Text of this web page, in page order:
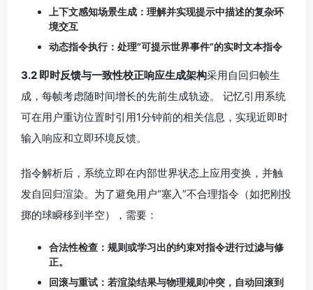
发自回归渲染。为了避免用户“塞入”不合理指令（如把刚投
掷的球瞬移到半空），需要：
正。
回滚与重试：若渲染结果与物理规则冲突，自动回滚到
最近合法状态并尝试次优解。
4.系统架构与硬件优化
4.1 模型并行于流水线帧级并行：
使用双缓冲技术，一边渲
染当前帧，一边预测下一帧的隐状态。
模型切分：将编码器、物理求解器、解码器拆分到不同加
速单元（如编码器在 TPU，渲染在 VPU）。
4.2 低延迟传输与异步计算RPC 与共享内存：
各模块间通